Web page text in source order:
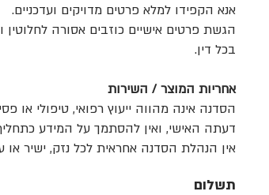
אנא הקפידו למלא פרטים מדויקים ועדכניים.
בכל דין.
אחריות המוצר / השירות
הסדנה אינה מהווה ייעוץ רפואי, טיפולי
דעתה האישי, ואין להסתמך על המידע כתחליף
אין הנהלת הסדנה אחראית לכל נזק, ישיר
תשלום